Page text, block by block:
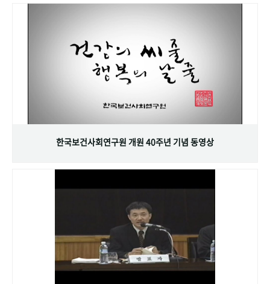
한국보건사회연구원 개원 40주년 기념 동영상